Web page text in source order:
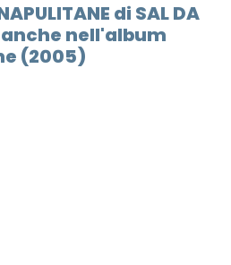
di SAL DA
anche nell'album
(2005)